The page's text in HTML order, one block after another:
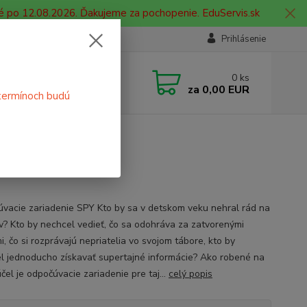
12.08.2026. Ďakujeme za pochopenie. EduServis.sk
Prihlásenie
od 9:00 hod. - 16:00 hod.
0 ks
za 0,00 EUR
zariadenie SPY Kto by sa v detskom veku nehral rád na
Kto by nechcel vedieť, čo sa odohráva za zatvorenými
čo si rozprávajú nepriatelia vo svojom tábore, kto by
jednoducho získavať supertajné informácie? Ako robené na
je odpočúvacie zariadenie pre taj... celý popis
budú